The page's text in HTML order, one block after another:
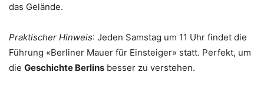
das Gelände.
Praktischer Hinweis: Jeden Samstag um 11 Uhr findet die
Führung «Berliner Mauer für Einsteiger» statt. Perfekt, um
die Geschichte Berlins besser zu verstehen.